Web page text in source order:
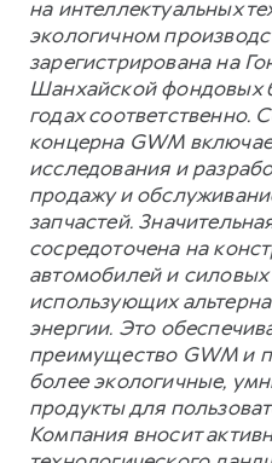
на интеллектуальных
экологичном
зарегистрирована на
Шанхайской фондовых
годах соответственно.
концерна GWM
исследования и
продажу и
запчастей.
сосредоточена на
автомобилей и силовых
использующих
энергии. Это
преимущество GWM и
более экологичные,
продукты для
Компания вносит